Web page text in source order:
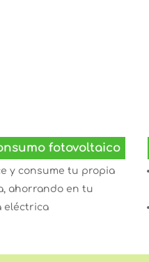
fotovoltaico
y consume tu propia
ahorrando en tu
eléctrica